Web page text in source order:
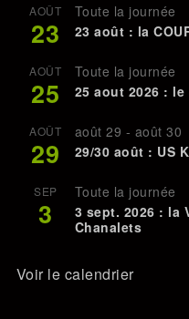
AOÛT
23
Toute la journée
23 août : la
AOÛT
25
Toute la journée
25 aout 2026 : le
AOÛT
29
août 29 - août 30
29/30 août : US
SEP
3
Toute la journée
3 sept. 2026 : la
Chanalets
Voir le calendrier